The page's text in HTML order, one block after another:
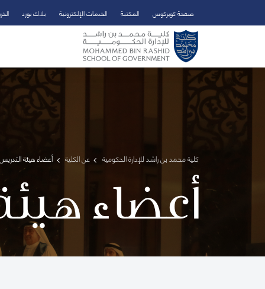
تخطي إلى المحتوى الرئيسي
فتح قائمة الوصول
صفحة كويركوس المكتبة الخدمات الإلكترونية بلاك بورد
كلية محمد بن راشد للإدارة الحكومية عن الكلية أعضاء هيئة
أعضاء